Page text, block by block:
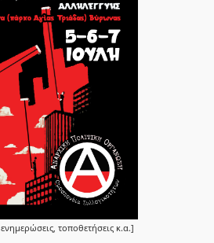
τοποθετήσεις κ.α.]